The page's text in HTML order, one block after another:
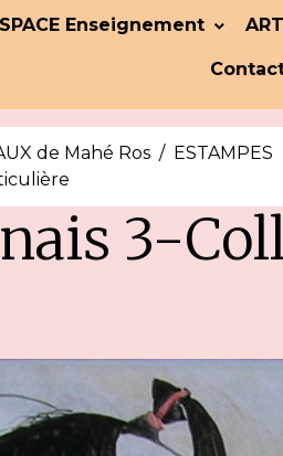
Enseignement
de Mahé Ros
ESTAMPES
3-